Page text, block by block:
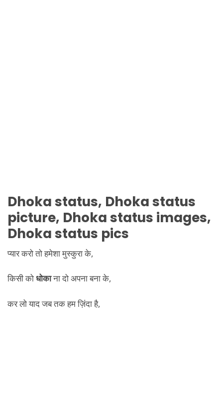
Dhokastatus, Dhokastatus
picture, Dhokastatus images,
Dhokastatus pics
प्यार करो तो हमेशा मुस्कुरा के,
किसी कोधोकाना दो अपना बना के,
कर लो याद जब तक हम ज़िंदा है,